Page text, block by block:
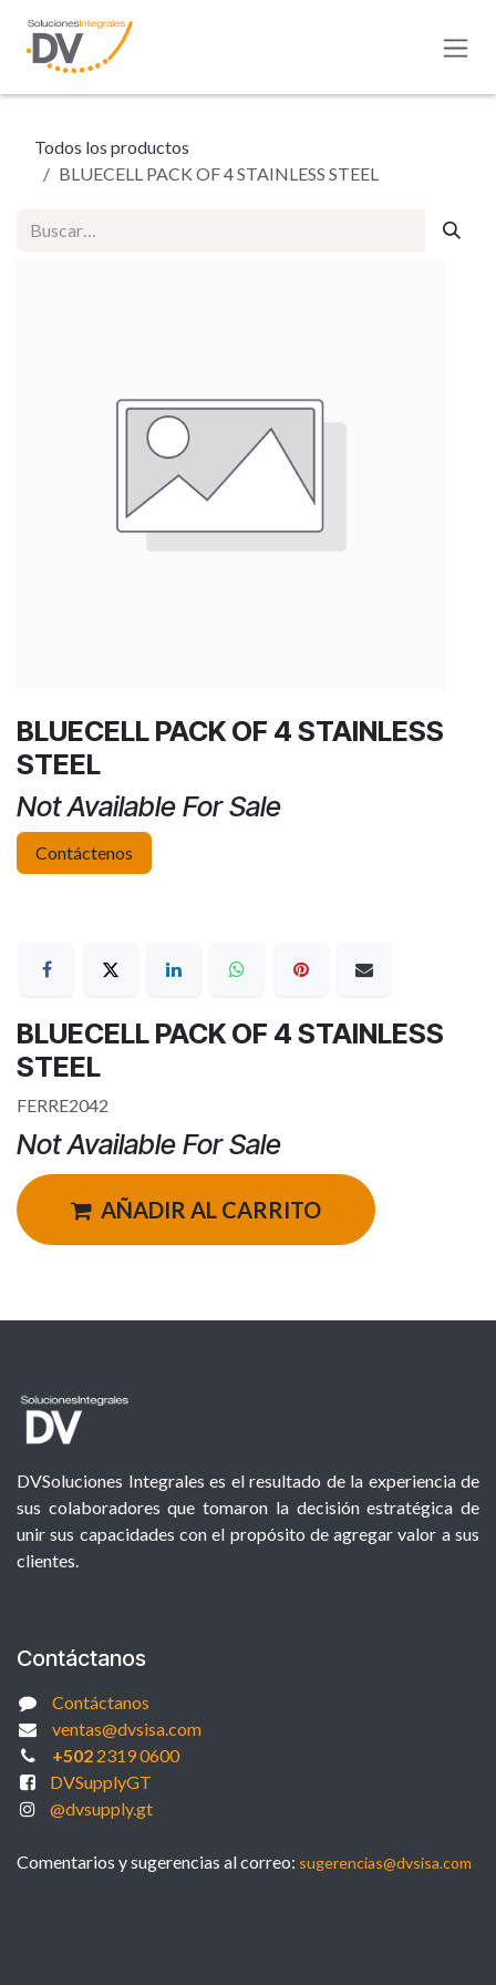
Todos los productos
BLUECELL PACK OF 4 STAINLESS STEEL
BLUECELL PACK OF 4 STAINLESS
STEEL
Not Available For Sale
Contáctenos
BLUECELL PACK OF 4 STAINLESS
STEEL
FERRE2042
Not Available For Sale
AÑADIR AL CARRITO
DVSoluciones Integrales es el resultado de la experiencia de
sus colaboradores que tomaron la decisión estratégica de
unir sus capacidades con el propósito de agregar valor a sus
clientes.
Contáctanos
Contáctanos
ventas@dvsisa.com
+5022319 0600
DVSupplyGT
@dvsupply.gt
Comentarios y sugerencias al correo: sugerencias@dvsisa.com